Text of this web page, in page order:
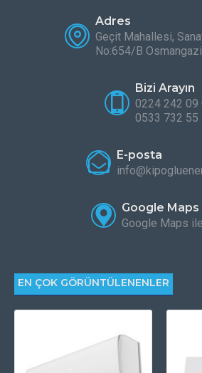
Adres
Geçit Mahallesi,
No:654/B
Bizi Arayın
0224 242 09
0533 732 55
E-posta
Google Maps
Google Maps
EN ÇOK GÖRÜNTÜLENENLER